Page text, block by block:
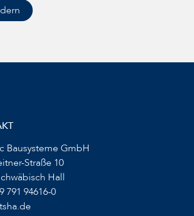
Bausysteme GmbH
Straße 10
Hall
791 94616-0